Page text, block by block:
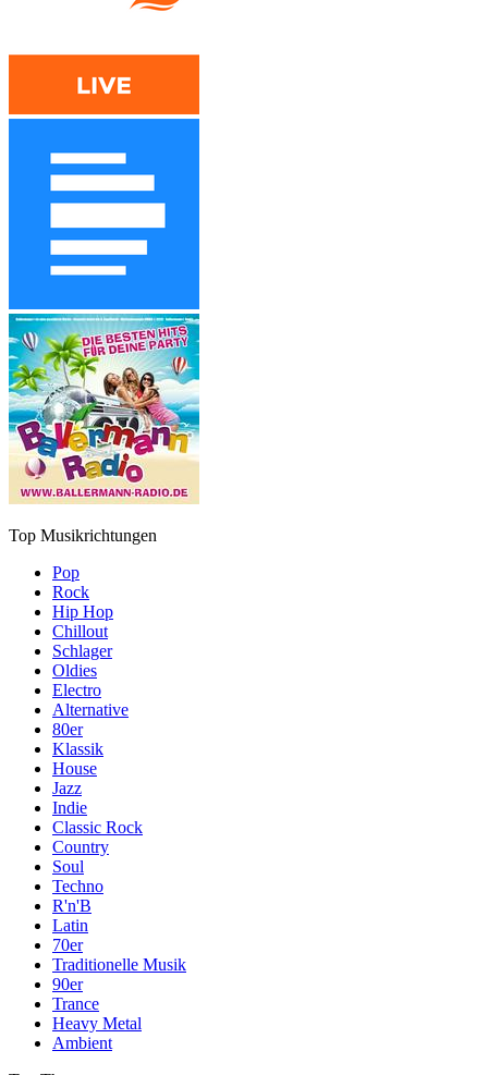
Top Musikrichtungen
Pop
Rock
Hip Hop
Chillout
Schlager
Oldies
Electro
Alternative
80er
Klassik
House
Jazz
Indie
Classic Rock
Country
Soul
Techno
R'n'B
Latin
70er
Traditionelle Musik
90er
Trance
Heavy Metal
Ambient